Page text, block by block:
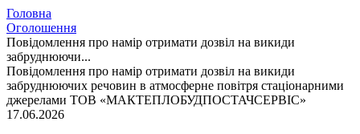
Головна
Оголошення
Повідомлення про намір отримати дозвіл на викиди
забруднюючи...
Повідомлення про намір отримати дозвіл на викиди
забруднюючих речовин в атмосферне повітря стаціонарними
джерелами ТОВ «МАКТЕПЛОБУДПОСТАЧСЕРВІС»
17.06.2026